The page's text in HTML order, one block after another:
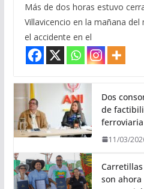
Más de dos horas estuvo
Villavicencio en la mañana
el accidente en el
Dos
de
11/03/
son